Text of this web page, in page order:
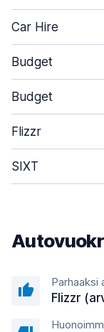
Car Hire
Budget
Budget
Flizzr
SIXT
Parhaaksi
Flizzr